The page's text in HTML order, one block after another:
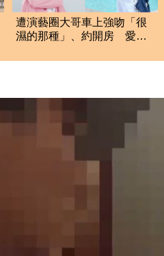
遭演藝圈大哥車上強吻「很
濕的那種」、約開房 愛莉